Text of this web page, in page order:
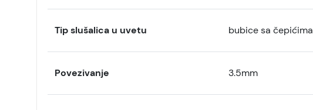
Tip slušalica u uvetu bubice sa čepićima
Povezivanje 3.5mm